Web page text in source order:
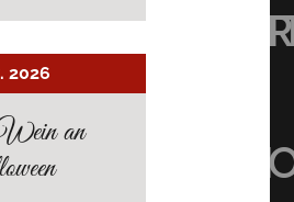
AUF
INSTAGRAM
AUF
2026
an